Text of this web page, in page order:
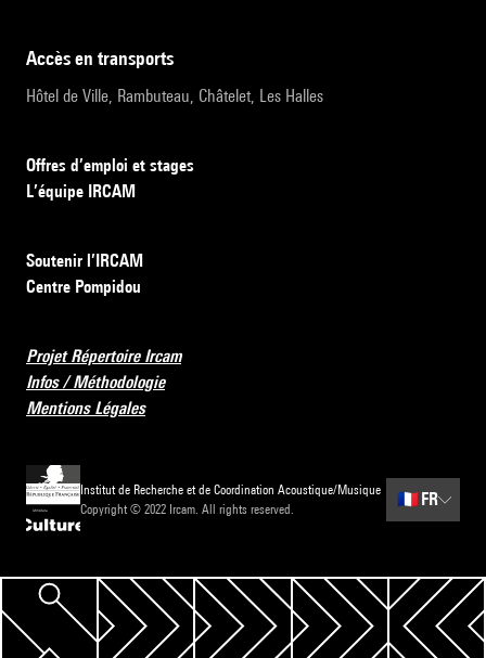
accès en transports
Hôtel de Ville, Rambuteau, Châtelet, Les Halles
Offres d’emploi et stages
L’équipe IRCAM
Soutenir l’IRCAM
Centre Pompidou
Projet Répertoire Ircam
Infos / Méthodologie
Mentions Légales
Institut de Recherche et de Coordination Acoustique/Musique
Copyright © 2022 Ircam. All rights reserved.
🇫🇷 FR